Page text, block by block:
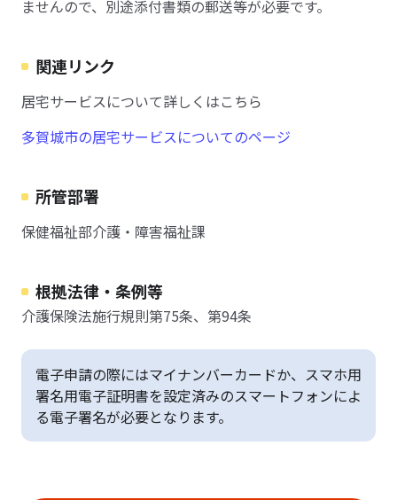
ませんので、別途添付書類の郵送等が必要です。
関連リンク
居宅サービスについて詳しくはこちら
多賀城市の居宅サービスについてのページ
所管部署
保健福祉部介護・障害福祉課
根拠法律・条例等
介護保険法施行規則第75条、第94条
電子申請の際にはマイナンバーカードか、スマホ用
署名用電子証明書を設定済みのスマートフォンによ
る電子署名が必要となります。